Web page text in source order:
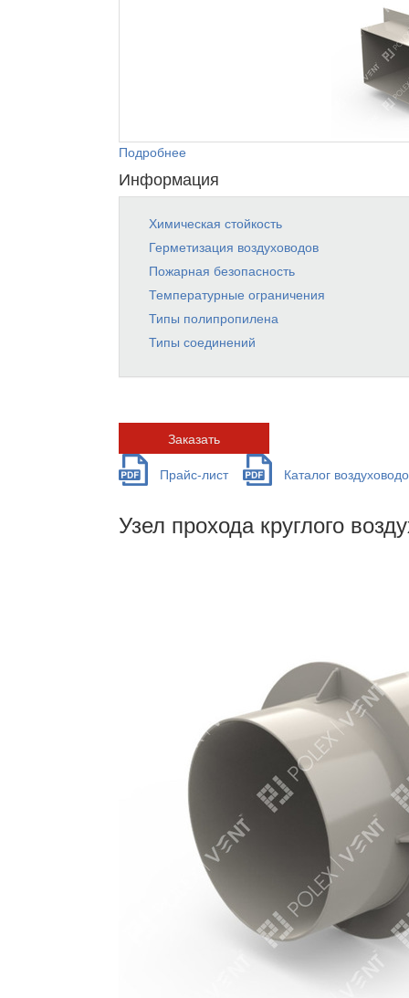
Подробнее
Информация
Химическая стойкость
Герметизация воздуховодов
Пожарная безопасность
Температурные ограничения
Типы полипропилена
Типы соединений
Заказать
Прайс-лист
Каталог
Узел прохода круглого